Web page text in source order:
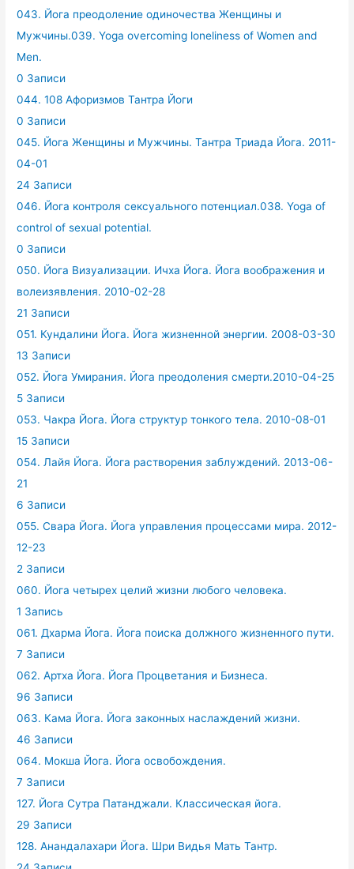
043. Йога преодоление одиночества Женщины и
Мужчины.039. Yoga overcoming loneliness of Women and
Men.
0 Записи
044. 108 Афоризмов Тантра Йоги
0 Записи
045. Йога Женщины и Мужчины. Тантра Триада Йога. 2011-
04-01
24 Записи
046. Йога контроля сексуального потенциал.038. Yoga of
control of sexual potential.
0 Записи
050. Йога Визуализации. Ичха Йога. Йога воображения и
волеизявления. 2010-02-28
21 Записи
051. Кундалини Йога. Йога жизненной энергии. 2008-03-30
13 Записи
052. Йога Умирания. Йога преодоления смерти.2010-04-25
5 Записи
053. Чакра Йога. Йога структур тонкого тела. 2010-08-01
15 Записи
054. Лайя Йога. Йога растворения заблуждений. 2013-06-
21
6 Записи
055. Свара Йога. Йога управления процессами мира. 2012-
12-23
2 Записи
060. Йога четырех целий жизни любого человека.
1 Запись
061. Дхарма Йога. Йога поиска должного жизненного пути.
7 Записи
062. Артха Йога. Йога Процветания и Бизнеса.
96 Записи
063. Кама Йога. Йога законных наслаждений жизни.
46 Записи
064. Мокша Йога. Йога освобождения.
7 Записи
127. Йога Сутра Патанджали. Классическая йога.
29 Записи
128. Анандалахари Йога. Шри Видья Мать Тантр.